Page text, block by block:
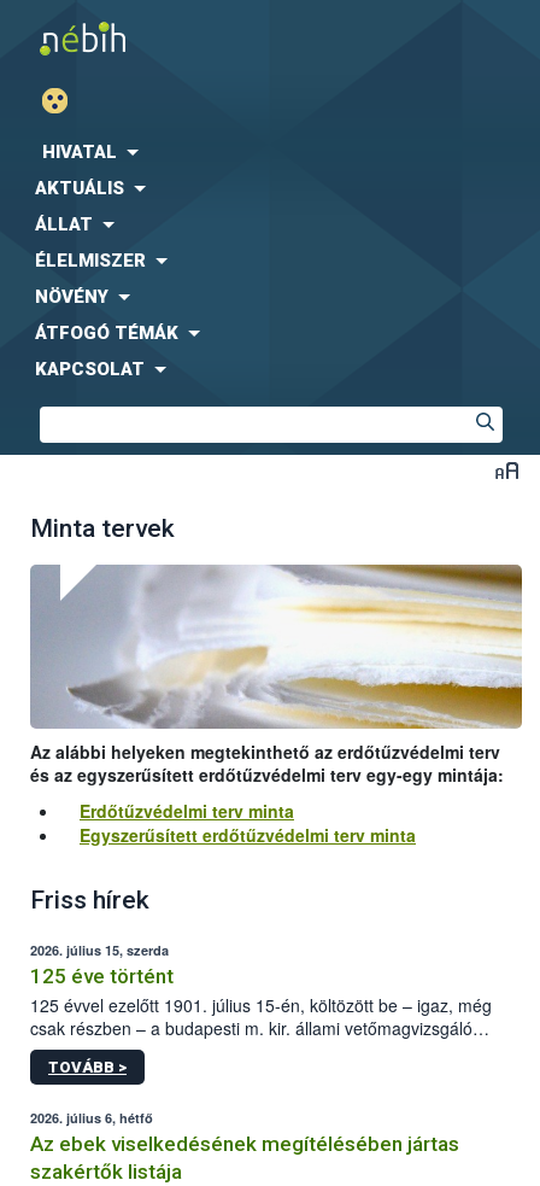
HIVATAL
AKTUÁLIS
ÁLLAT
ÉLELMISZER
NÖVÉNY
ÁTFOGÓ TÉMÁK
KAPCSOLAT
Minta tervek
Az alábbi helyeken megtekinthető az erdőtűzvédelmi terv
és az egyszerűsített erdőtűzvédelmi terv egy-egy mintája:
Erdőtűzvédelmi terv minta
Egyszerűsített erdőtűzvédelmi terv minta
Friss hírek
2026. július 15, szerda
125 éve történt
125 évvel ezelőtt 1901. július 15-én, költözött be – igaz, még
csak részben – a budapesti m. kir. állami vetőmagvizsgáló
állomás a Kis Rókus utca 15. szám alatti, Czigler Győző által
tervezett új épületébe.
TOVÁBB >
2026. július 6, hétfő
Az ebek viselkedésének megítélésében jártas
szakértők listája